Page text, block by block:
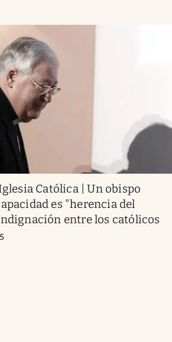
Católica | Un obispo
es "herencia del
entre los católicos